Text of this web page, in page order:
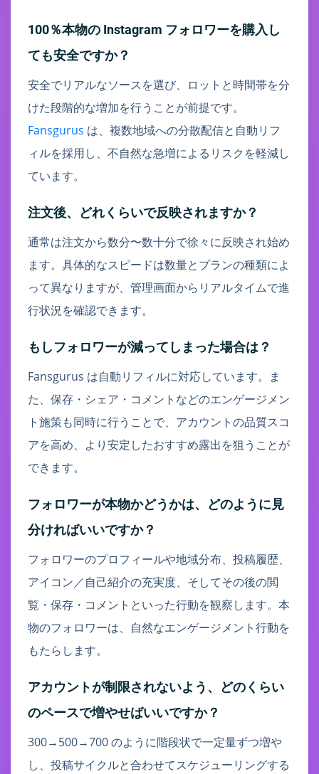
100％本物の Instagram フォロワーを購入し
ても安全ですか？
安全でリアルなソースを選び、ロットと時間帯を分
けた段階的な増加を行うことが前提です。
Fansgurus は、複数地域への分散配信と自動リフ
ィルを採用し、不自然な急増によるリスクを軽減し
ています。
注文後、どれくらいで反映されますか？
通常は注文から数分〜数十分で徐々に反映され始め
ます。具体的なスピードは数量とプランの種類によ
って異なりますが、管理画面からリアルタイムで進
行状況を確認できます。
もしフォロワーが減ってしまった場合は？
Fansgurus は自動リフィルに対応しています。ま
た、保存・シェア・コメントなどのエンゲージメン
ト施策も同時に行うことで、アカウントの品質スコ
アを高め、より安定したおすすめ露出を狙うことが
できます。
フォロワーが本物かどうかは、どのように見
分ければいいですか？
フォロワーのプロフィールや地域分布、投稿履歴、
アイコン／自己紹介の充実度、そしてその後の閲
覧・保存・コメントといった行動を観察します。本
物のフォロワーは、自然なエンゲージメント行動を
もたらします。
アカウントが制限されないよう、どのくらい
のペースで増やせばいいですか？
300→500→700 のように階段状で一定量ずつ増や
し、投稿サイクルと合わせてスケジューリングする